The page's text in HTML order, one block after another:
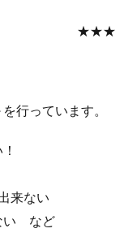
★★★
を行っています。
来ない
い など